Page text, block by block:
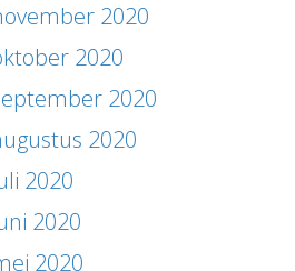
2020
2020
2020
2020
2020
2020
2020